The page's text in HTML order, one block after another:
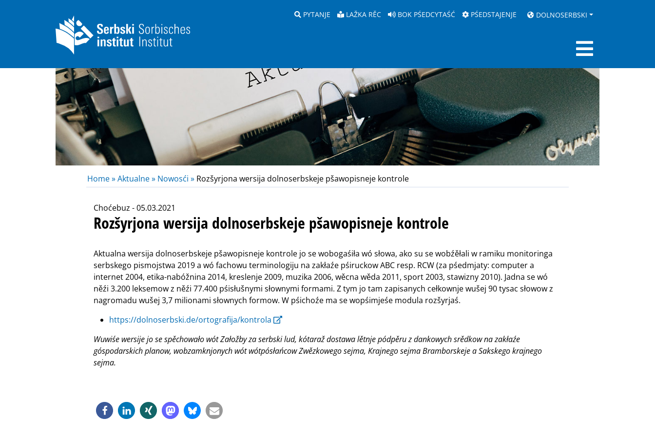
PYTANJE LAŽKA RĚC BOK PŚEDCYTAŚĆ PŚEDSTAJENJE DOLNOSERBSKI
Home »Aktualne » Nowosći » Rozšyrjona wersija dolnoserbskeje pšawopisneje kontrole
Choćebuz - 05.03.2021
Rozšyrjona wersija dolnoserbskeje pšawopisneje kontrole
Aktualna wersija dolnoserbskeje pšawopisneje kontrole jo se wobogaśiła wó słowa, ako su se wobźěłali w ramiku monitoringa
serbskego pismojstwa 2019 a wó fachowu terminologiju na zakłaźe pśiruckow ABC resp. RCW (za pśedmjaty: computer a
internet 2004, etika-nabóžnina 2014, kreslenje 2009, muzika 2006, wěcna wěda 2011, sport 2003, stawizny 2010). Jadna se wó
něźi 3.200 leksemow z něźi 77.400 pśisłušnymi słownymi formami. Z tym jo tam zapisanych cełkownje wušej 90 tysac słowow z
nagromadu wušej 3,7 milionami słownych formow. W pśichoźe ma se wopśimjeśe modula rozšyrjaś.
https://dolnoserbski.de/ortografija/kontrola
Wuwiśe wersije jo se spěchowało wót Załožby za serbski lud, kótaraž dostawa lětnje pódpěru z dankowych srědkow na zakłaźe
góspodarskich planow, wobzamknjonych wót wótpósłańcow Zwězkowego sejma, Krajnego sejma Bramborskeje a Sakskego krajnego
sejma.